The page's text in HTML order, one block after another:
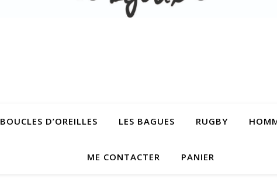
BOUCLES D’OREILLES LES BAGUES RUGBY
ME CONTACTER PANIER